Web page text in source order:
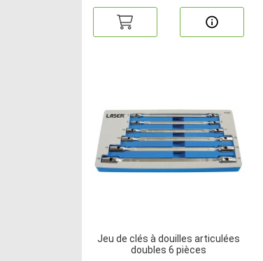
Jeu de clés à douilles articulées
doubles 6 pièces